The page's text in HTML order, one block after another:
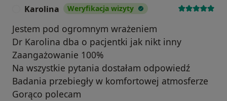
Karolina Weryfikacja wizyty
Jestem pod ogromnym wrażeniem
Dr Karolina dba o pacjentki jak nikt inny
Zaangażowanie 100%
Na wszystkie pytania dostałam odpowiedź
Badania przebiegły w komfortowej atmosferze
Gorąco polecam